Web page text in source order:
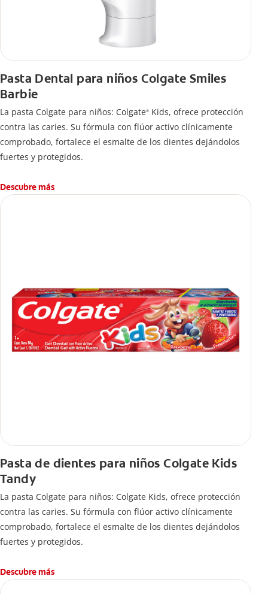
Pasta Dental para niños Colgate Smiles
Barbie
La pasta Colgate para niños: Colgate® Kids, ofrece protección
contra las caries. Su fórmula con flúor activo clínicamente
comprobado, fortalece el esmalte de los dientes dejándolos
fuertes y protegidos.
Descubre más
Pasta de dientes para niños Colgate Kids
Tandy
La pasta Colgate para niños: Colgate Kids, ofrece protección
contra las caries. Su fórmula con flúor activo clínicamente
comprobado, fortalece el esmalte de los dientes dejándolos
fuertes y protegidos.
Descubre más